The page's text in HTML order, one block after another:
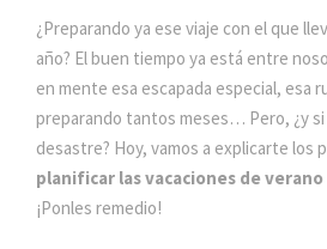
¿Preparando ya ese viaje con el que
año? El buen tiempo ya está entre
en mente esa escapada especial, esa
preparando tantos meses… Pero, ¿y
desastre? Hoy, vamos a explicarte los
planificar las vacaciones de verano
¡Ponles remedio!